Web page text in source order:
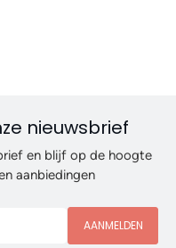
nieuwsbrief
en blijf op de hoogte
aanbiedingen
AANMELDEN